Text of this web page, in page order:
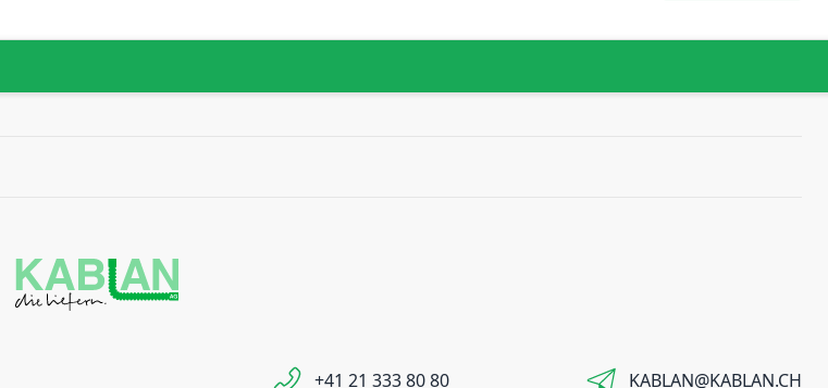
+41 21 333 80 80 KABLAN@KABLAN.CH